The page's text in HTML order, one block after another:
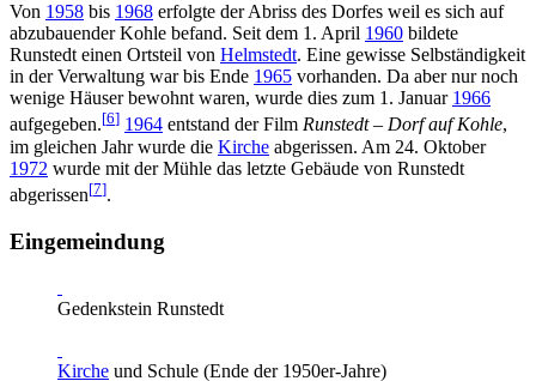
Von 1958 bis 1968 erfolgte der Abriss des Dorfes weil es sich auf
abzubauender Kohle befand. Seit dem 1. April 1960 bildete
Runstedt einen Ortsteil von Helmstedt. Eine gewisse Selbständigkeit
in der Verwaltung war bis Ende 1965 vorhanden. Da aber nur noch
wenige Häuser bewohnt waren, wurde dies zum 1. Januar 1966
aufgegeben.[6] 1964 entstand der Film Runstedt – Dorf auf Kohle,
im gleichen Jahr wurde die Kirche abgerissen. Am 24. Oktober
1972 wurde mit der Mühle das letzte Gebäude von Runstedt
abgerissen[7].
Eingemeindung
Gedenkstein Runstedt
Kirche und Schule (Ende der 1950er-Jahre)